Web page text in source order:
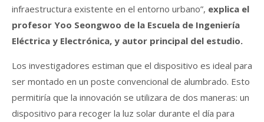
infraestructura existente en el entorno urbano”, explica el
profesor Yoo Seongwoo de la Escuela de Ingeniería
Eléctrica y Electrónica, y autor principal del estudio.
Los investigadores estiman que el dispositivo es ideal para
ser montado en un poste convencional de alumbrado. Esto
permitiría que la innovación se utilizara de dos maneras: un
dispositivo para recoger la luz solar durante el día para